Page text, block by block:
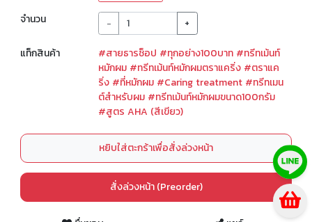
จำนวน - +
แท็กสินค้า #สายธารช็อป #ทุกอย่าง100บาท #ทรีทเม้นท์
หมักผม #ทรีทเม้นท์หมักผมตราแคริ่ง #ตราแค
ริ่ง #ที่หมักผม #Caring treatment #ทรีทเมน
ต์สำหรับผม #ทรีทเม้นท์หมักผมขนาด100กรัม
#สูตร AHA (สีเขียว)
หยิบใส่ตะกร้าเพื่อสั่งล่วงหน้า
สั่งล่วงหน้า (Preorder)